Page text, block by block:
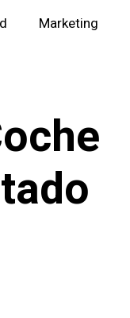
Marketing